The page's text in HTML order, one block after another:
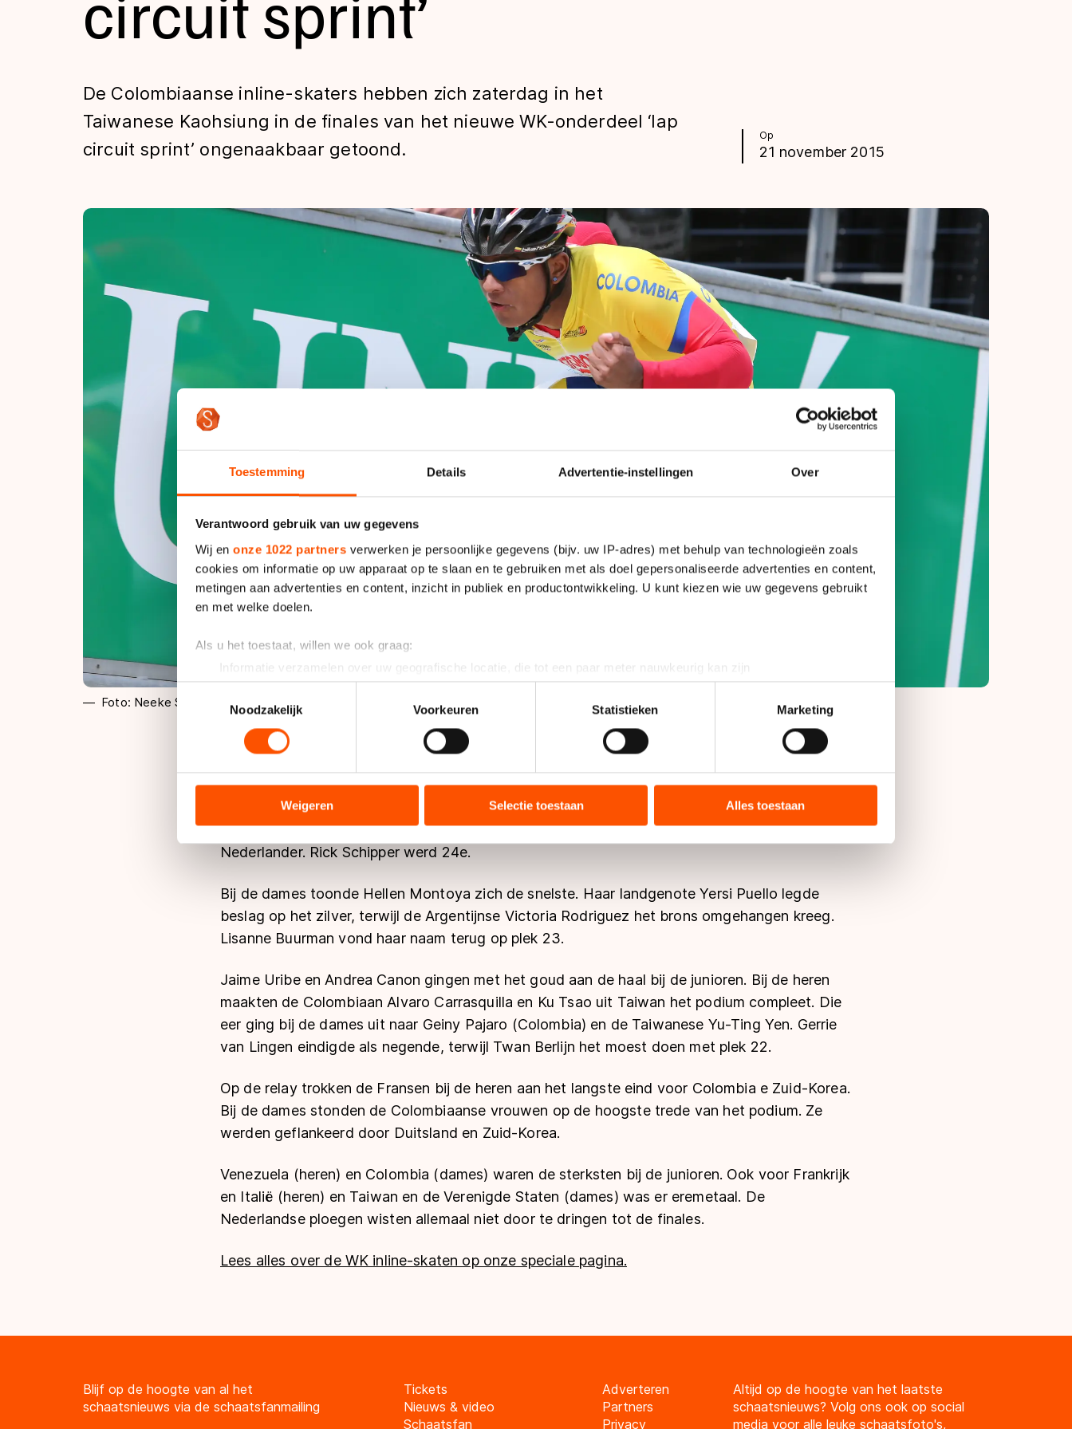
Toestemming Details Advertentie-instellingen Over
Verantwoord gebruik van uw gegevens
Wij en onze 1022 partners verwerken je persoonlijke gegevens (bijv. uw IP-adres) met behulp van technologieën zoals
cookies om informatie op uw apparaat op te slaan en te gebruiken met als doel gepersonaliseerde advertenties en content,
metingen aan advertenties en content, inzicht in publiek en productontwikkeling. U kunt kiezen wie uw gegevens gebruikt
en met welke doelen.
Als u het toestaat, willen we ook graag:
Informatie verzamelen over uw geografische locatie, die tot een paar meter nauwkeurig kan zijn
Uw apparaat identificeren door het actief te scannen op specifieke eigenschappen (fingerprinting)
Lees meer over hoe uw persoonlijke gegevens worden verwerkt en stel uw voorkeuren in het
detailgedeeltein. U kunt uw
toestemming op elk moment wijzigen of intrekken in de Cookieverklaring.
analyseren. We delen informatie over uw gebruik van onze site met onze partners voor social media, advertenties en
analyse. Zij kunnen deze combineren met andere gegevens die u aan hen heeft verstrekt of die zij hebben verzameld via
hun services. Sommige partners kunnen gegevens doorgeven aan landen buiten de EU, zoals de VS, waar mogelijk geen
adequaat beschermingsniveau geldt volgens de GDPR. Door op ‘Toestaan’ te klikken, stemt u in met deze overdracht.
Meer informatie vindt u in ons cookiebeleid
Toestemmingsselectie
Noodzakelijk
Voorkeuren Statistieken Marketing
Weigeren Selectie toestaan Alles toestaan
Tijden & historie
De weg op
Schaatsfans
Olympische Spelen
Op
21 november 2015
De Colombiaanse inline-skaters hebben zich zaterdag in het
Taiwanese Kaohsiung in de finales van het nieuwe WK-onderdeel ‘lap
circuit sprint’ ongenaakbaar getoond.
Foto: Neeke Smit
De wedstrijd, die de rijders over een volledige ronde van het wegparcours voert, werd bij de
senioren heren gewonnen door Edwin Estrada. De Fransman Gwendal Le Pivert eindigde als
tweede, voor Simon Albrecht uit Duitsland. Rémon Kwant was op plek zes de beste
Nederlander. Rick Schipper werd 24e.
Bij de dames toonde Hellen Montoya zich de snelste. Haar landgenote Yersi Puello legde
beslag op het zilver, terwijl de Argentijnse Victoria Rodriguez het brons omgehangen kreeg.
Lisanne Buurman vond haar naam terug op plek 23.
Jaime Uribe en Andrea Canon gingen met het goud aan de haal bij de junioren. Bij de heren
maakten de ColombiaanAlvaro Carrasquilla en Ku Tsao uit Taiwan het podium compleet. Die
eer ging bij de dames uit naar Geiny Pajaro (Colombia) en de Taiwanese Yu-Ting Yen. Gerrie
van Lingen eindigde als negende, terwijl Twan Berlijn het moest doen met plek 22.
Op de relay trokken de Fransen bij de heren aan het langste eind voor Colombia e Zuid-Korea.
Bij de dames stonden de Colombiaanse vrouwen op de hoogste trede van het podium. Ze
werden geflankeerd door Duitsland en Zuid-Korea.
Venezuela (heren) en Colombia (dames) waren de sterksten bij de junioren. Ook voor Frankrijk
en Italië (heren) en Taiwan en de Verenigde Staten (dames) was er eremetaal. De
Nederlandse ploegen wisten allemaal niet door te dringen tot de finales.
Lees alles over de WK inline-skaten op onze speciale pagina.
Blijf op de hoogte van al het
schaatsnieuws via de schaatsfanmailing
Tickets
Nieuws & video
Schaatsfan
Adverteren
Partners
Privacy
Altijd op de hoogte van het laatste
schaatsnieuws? Volg ons ook op social
media voor alle leuke schaatsfoto's,